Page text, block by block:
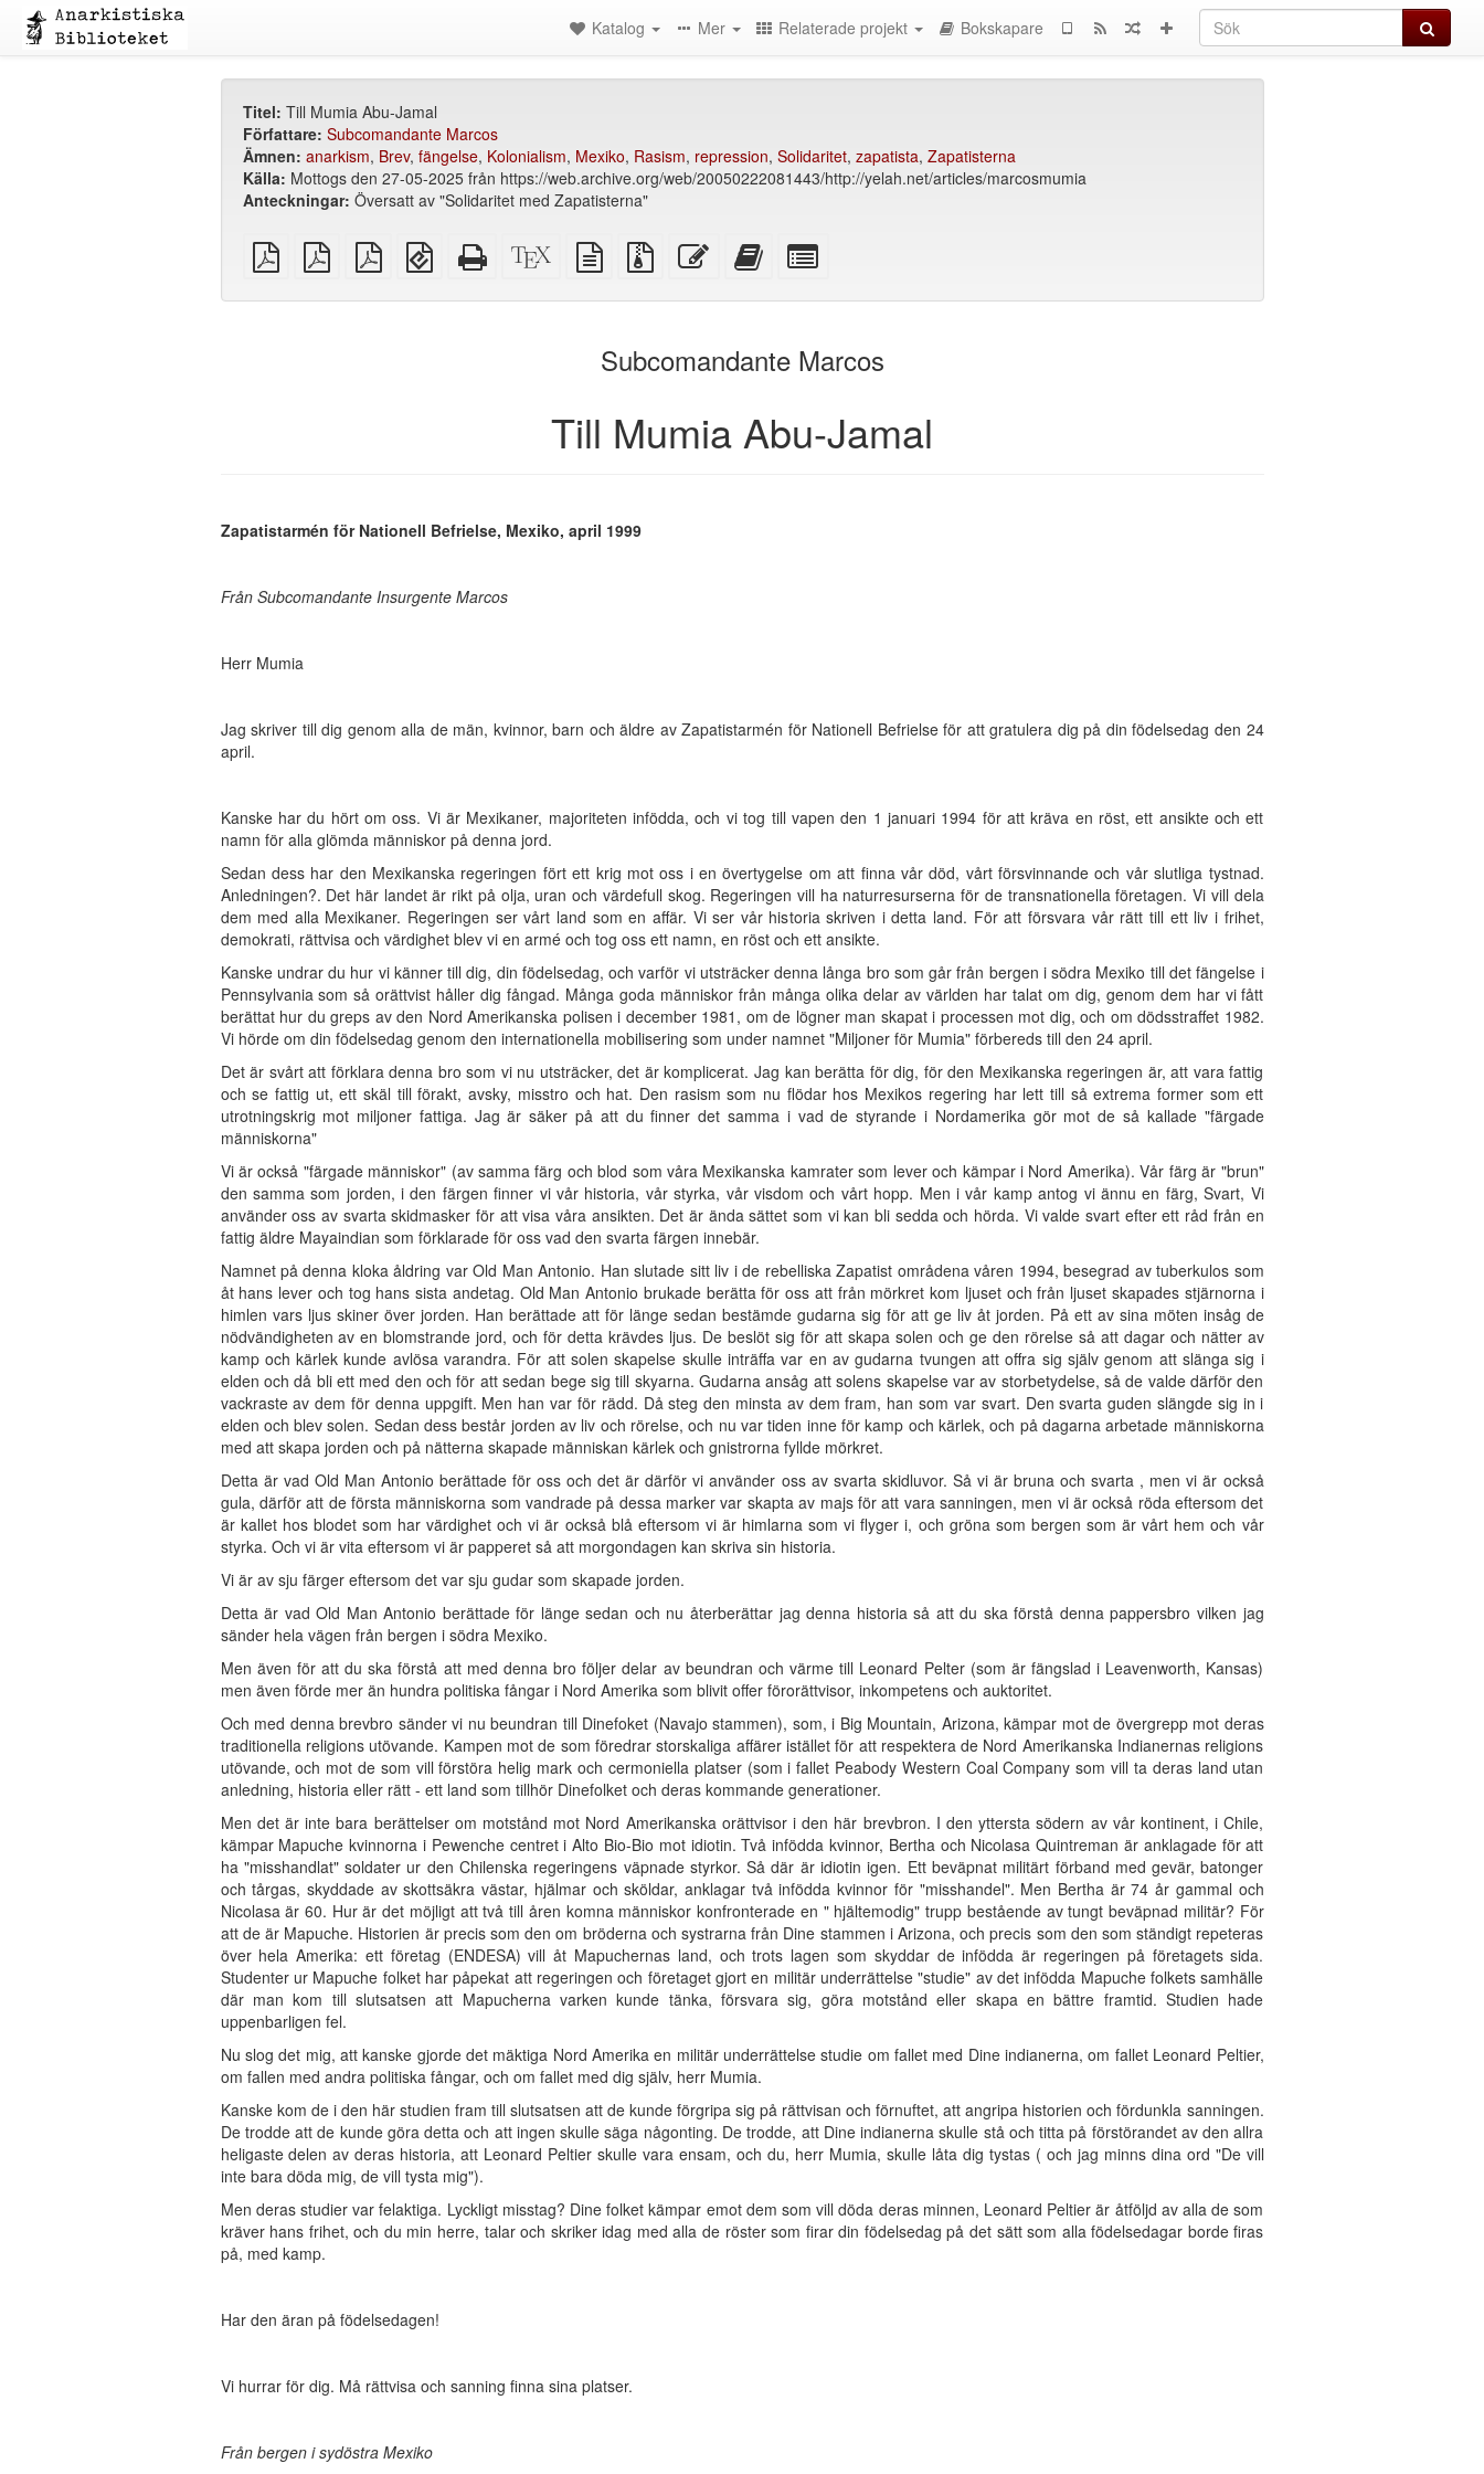
Sök
Katalog Mer Relaterade projekt Bokskapare
Titel: Till Mumia Abu-Jamal
Författare: Subcomandante Marcos
Ämnen: anarkism, Brev, fängelse, Kolonialism, Mexiko, Rasism, repression, Solidaritet, zapatista, Zapatisterna
Källa: Mottogs den 27-05-2025 från https://web.archive.org/web/20050222081443/http://yelah.net/articles/marcosmumia
Anteckningar: Översatt av "Solidaritet med Zapatisterna"
plain
PDF
A4
imposed
Letter
imposed
EPUB
(för
Fristående
HTML
XeLaTeX
källa
plain
text
Källfiler
med
Redigera
denna
Lägg
bokskaparenbookbuilder
Subcomandante Marcos
Till Mumia Abu-Jamal
Zapatistarmén för Nationell Befrielse, Mexiko, april 1999
Från Subcomandante Insurgente Marcos
Herr Mumia
Jag skriver till dig genom alla de män, kvinnor, barn och äldre av Zapatistarmén för Nationell Befrielse för att gratulera dig på din födelsedag den 24
april.
Kanske har du hört om oss. Vi är Mexikaner, majoriteten infödda, och vi tog till vapen den 1 januari 1994 för att kräva en röst, ett ansikte och ett
namn för alla glömda människor på denna jord.
Sedan dess har den Mexikanska regeringen fört ett krig mot oss i en övertygelse om att finna vår död, vårt försvinnande och vår slutliga tystnad.
Anledningen?. Det här landet är rikt på olja, uran och värdefull skog. Regeringen vill ha naturresurserna för de transnationella företagen. Vi vill dela
dem med alla Mexikaner. Regeringen ser vårt land som en affär. Vi ser vår historia skriven i detta land. För att försvara vår rätt till ett liv i frihet,
demokrati, rättvisa och värdighet blev vi en armé och tog oss ett namn, en röst och ett ansikte.
Kanske undrar du hur vi känner till dig, din födelsedag, och varför vi utsträcker denna långa bro som går från bergen i södra Mexiko till det fängelse i
Pennsylvania som så orättvist håller dig fångad. Många goda människor från många olika delar av världen har talat om dig, genom dem har vi fått
berättat hur du greps av den Nord Amerikanska polisen i december 1981, om de lögner man skapat i processen mot dig, och om dödsstraffet 1982.
Vi hörde om din födelsedag genom den internationella mobilisering som under namnet "Miljoner för Mumia" förbereds till den 24 april.
Det är svårt att förklara denna bro som vi nu utsträcker, det är komplicerat. Jag kan berätta för dig, för den Mexikanska regeringen är, att vara fattig
och se fattig ut, ett skäl till förakt, avsky, misstro och hat. Den rasism som nu flödar hos Mexikos regering har lett till så extrema former som ett
utrotningskrig mot miljoner fattiga. Jag är säker på att du finner det samma i vad de styrande i Nordamerika gör mot de så kallade "färgade
människorna"
Vi är också "färgade människor" (av samma färg och blod som våra Mexikanska kamrater som lever och kämpar i Nord Amerika). Vår färg är "brun"
den samma som jorden, i den färgen finner vi vår historia, vår styrka, vår visdom och vårt hopp. Men i vår kamp antog vi ännu en färg, Svart, Vi
använder oss av svarta skidmasker för att visa våra ansikten. Det är ända sättet som vi kan bli sedda och hörda. Vi valde svart efter ett råd från en
fattig äldre Mayaindian som förklarade för oss vad den svarta färgen innebär.
Namnet på denna kloka åldring var Old Man Antonio. Han slutade sitt liv i de rebelliska Zapatist områdena våren 1994, besegrad av tuberkulos som
åt hans lever och tog hans sista andetag. Old Man Antonio brukade berätta för oss att från mörkret kom ljuset och från ljuset skapades stjärnorna i
himlen vars ljus skiner över jorden. Han berättade att för länge sedan bestämde gudarna sig för att ge liv åt jorden. På ett av sina möten insåg de
nödvändigheten av en blomstrande jord, och för detta krävdes ljus. De beslöt sig för att skapa solen och ge den rörelse så att dagar och nätter av
kamp och kärlek kunde avlösa varandra. För att solen skapelse skulle inträffa var en av gudarna tvungen att offra sig själv genom att slänga sig i
elden och då bli ett med den och för att sedan bege sig till skyarna. Gudarna ansåg att solens skapelse var av storbetydelse, så de valde därför den
vackraste av dem för denna uppgift. Men han var för rädd. Då steg den minsta av dem fram, han som var svart. Den svarta guden slängde sig in i
elden och blev solen. Sedan dess består jorden av liv och rörelse, och nu var tiden inne för kamp och kärlek, och på dagarna arbetade människorna
med att skapa jorden och på nätterna skapade människan kärlek och gnistrorna fyllde mörkret.
Detta är vad Old Man Antonio berättade för oss och det är därför vi använder oss av svarta skidluvor. Så vi är bruna och svarta , men vi är också
gula, därför att de första människorna som vandrade på dessa marker var skapta av majs för att vara sanningen, men vi är också röda eftersom det
är kallet hos blodet som har värdighet och vi är också blå eftersom vi är himlarna som vi flyger i, och gröna som bergen som är vårt hem och vår
styrka. Och vi är vita eftersom vi är papperet så att morgondagen kan skriva sin historia.
Vi är av sju färger eftersom det var sju gudar som skapade jorden.
Detta är vad Old Man Antonio berättade för länge sedan och nu återberättar jag denna historia så att du ska förstå denna pappersbro vilken jag
sänder hela vägen från bergen i södra Mexiko.
Men även för att du ska förstå att med denna bro följer delar av beundran och värme till Leonard Pelter (som är fängslad i Leavenworth, Kansas)
men även förde mer än hundra politiska fångar i Nord Amerika som blivit offer förorättvisor, inkompetens och auktoritet.
Och med denna brevbro sänder vi nu beundran till Dinefoket (Navajo stammen), som, i Big Mountain, Arizona, kämpar mot de övergrepp mot deras
traditionella religions utövande. Kampen mot de som föredrar storskaliga affärer istället för att respektera de Nord Amerikanska Indianernas religions
utövande, och mot de som vill förstöra helig mark och cermoniella platser (som i fallet Peabody Western Coal Company som vill ta deras land utan
anledning, historia eller rätt - ett land som tillhör Dinefolket och deras kommande generationer.
Men det är inte bara berättelser om motstånd mot Nord Amerikanska orättvisor i den här brevbron. I den yttersta södern av vår kontinent, i Chile,
kämpar Mapuche kvinnorna i Pewenche centret i Alto Bio-Bio mot idiotin. Två infödda kvinnor, Bertha och Nicolasa Quintreman är anklagade för att
ha "misshandlat" soldater ur den Chilenska regeringens väpnade styrkor. Så där är idiotin igen. Ett beväpnat militärt förband med gevär, batonger
och tårgas, skyddade av skottsäkra västar, hjälmar och sköldar, anklagar två infödda kvinnor för "misshandel". Men Bertha är 74 år gammal och
Nicolasa är 60. Hur är det möjligt att två till åren komna människor konfronterade en " hjältemodig" trupp bestående av tungt beväpnad militär? För
att de är Mapuche. Historien är precis som den om bröderna och systrarna från Dine stammen i Arizona, och precis som den som ständigt repeteras
över hela Amerika: ett företag (ENDESA) vill åt Mapuchernas land, och trots lagen som skyddar de infödda är regeringen på företagets sida.
Studenter ur Mapuche folket har påpekat att regeringen och företaget gjort en militär underrättelse "studie" av det infödda Mapuche folkets samhälle
där man kom till slutsatsen att Mapucherna varken kunde tänka, försvara sig, göra motstånd eller skapa en bättre framtid. Studien hade
uppenbarligen fel.
Nu slog det mig, att kanske gjorde det mäktiga Nord Amerika en militär underrättelse studie om fallet med Dine indianerna, om fallet Leonard Peltier,
om fallen med andra politiska fångar, och om fallet med dig själv, herr Mumia.
Kanske kom de i den här studien fram till slutsatsen att de kunde förgripa sig på rättvisan och förnuftet, att angripa historien och fördunkla sanningen.
De trodde att de kunde göra detta och att ingen skulle säga någonting. De trodde, att Dine indianerna skulle stå och titta på förstörandet av den allra
heligaste delen av deras historia, att Leonard Peltier skulle vara ensam, och du, herr Mumia, skulle låta dig tystas ( och jag minns dina ord "De vill
inte bara döda mig, de vill tysta mig").
Men deras studier var felaktiga. Lyckligt misstag? Dine folket kämpar emot dem som vill döda deras minnen, Leonard Peltier är åtföljd av alla de som
kräver hans frihet, och du min herre, talar och skriker idag med alla de röster som firar din födelsedag på det sätt som alla födelsedagar borde firas
på, med kamp.
Har den äran på födelsedagen!
Vi hurrar för dig. Må rättvisa och sanning finna sina platser.
Från bergen i sydöstra Mexiko